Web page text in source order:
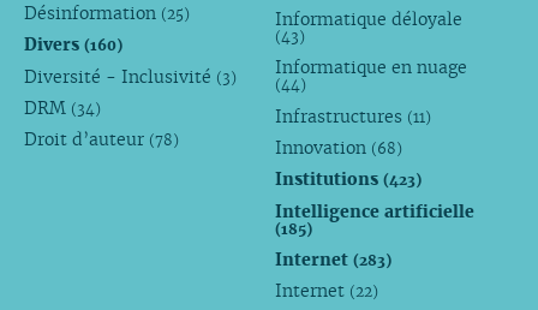
Désinformation (25)
Divers (160)
Diversité - Inclusivité (3)
DRM (34)
Droit d’auteur (78)
Informatique déloyale
(43)
Informatique en nuage
(44)
Infrastructures (11)
Innovation (68)
Institutions(423)
Intelligence artificielle
(185)
Internet(283)
Internet (22)